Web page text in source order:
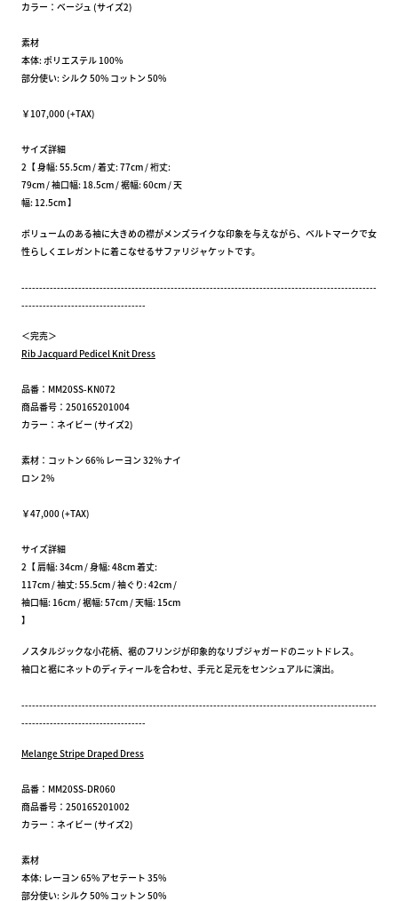
カラー：ベージュ (サイズ2)
素材
本体: ポリエステル 100%
部分使い: シルク 50% コットン 50%
￥107,000 (+TAX)
サイズ詳細
2【 身幅: 55.5cm / 着丈: 77cm / 裄丈:
79cm / 袖口幅: 18.5cm / 裾幅: 60cm / 天
幅: 12.5cm 】
ボリュームのある袖に大きめの襟がメンズライクな印象を与えながら、ベルトマークで女
性らしくエレガントに着こなせるサファリジャケットです。
----------------------------------------------------------------------------------------------------
-----------------------------------
＜完売＞
Rib Jacquard Pedicel Knit Dress
品番：MM20SS-KN072
商品番号：250165201004
カラー：ネイビー (サイズ2)
素材：コットン 66% レーヨン 32% ナイ
ロン 2%
￥47,000 (+TAX)
サイズ詳細
2【 肩幅: 34cm / 身幅: 48cm 着丈:
117cm / 袖丈: 55.5cm / 袖ぐり: 42cm /
袖口幅: 16cm / 裾幅: 57cm / 天幅: 15cm
】
ノスタルジックな小花柄、裾のフリンジが印象的なリブジャガードのニットドレス。
袖口と裾にネットのディティールを合わせ、手元と足元をセンシュアルに演出。
----------------------------------------------------------------------------------------------------
-----------------------------------
Melange Stripe Draped Dress
品番：MM20SS-DR060
商品番号：250165201002
カラー：ネイビー (サイズ2)
素材
本体: レーヨン 65% アセテート 35%
部分使い: シルク 50% コットン 50%